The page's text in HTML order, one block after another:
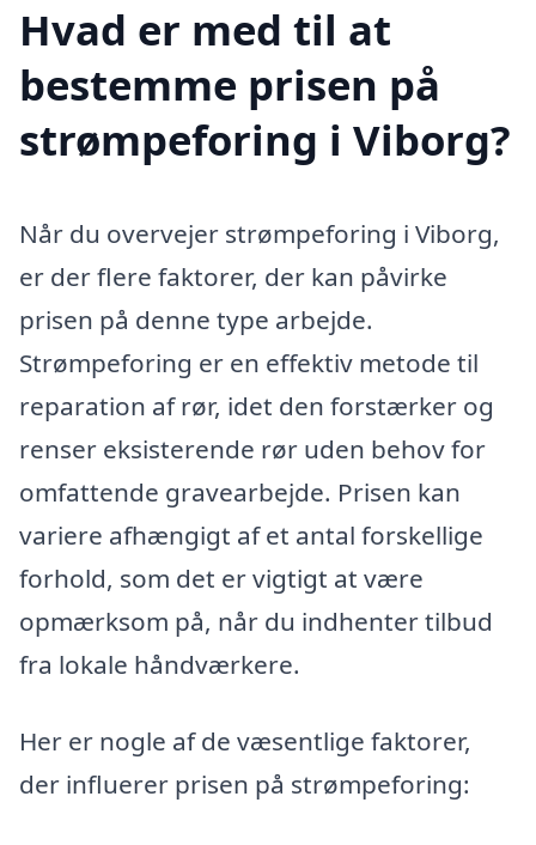
Hvad er med til at
bestemme prisen på
strømpeforing i Viborg?
Når du overvejer strømpeforing i Viborg,
er der flere faktorer, der kan påvirke
prisen på denne type arbejde.
Strømpeforing er en effektiv metode til
reparation af rør, idet den forstærker og
renser eksisterende rør uden behov for
omfattende gravearbejde. Prisen kan
variere afhængigt af et antal forskellige
forhold, som det er vigtigt at være
opmærksom på, når du indhenter tilbud
fra lokale håndværkere.
Her er nogle af de væsentlige faktorer,
der influerer prisen på strømpeforing: